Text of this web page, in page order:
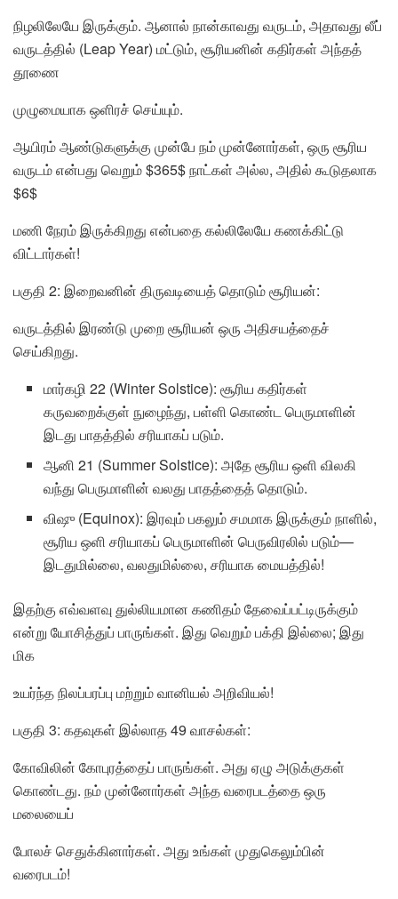
நிழலிலேயே இருக்கும். ஆனால் நான்காவது வருடம், அதாவது லீப்
வருடத்தில் (Leap Year) மட்டும், சூரியனின் கதிர்கள் அந்தத்
தூணை
முழுமையாக ஒளிரச் செய்யும்.
ஆயிரம் ஆண்டுகளுக்கு முன்பே நம் முன்னோர்கள், ஒரு சூரிய
வருடம் என்பது வெறும் $365$ நாட்கள் அல்ல, அதில் கூடுதலாக
$6$
மணி நேரம் இருக்கிறது என்பதை கல்லிலேயே கணக்கிட்டு
விட்டார்கள்!
பகுதி 2: இறைவனின் திருவடியைத் தொடும் சூரியன்:
வருடத்தில் இரண்டு முறை சூரியன் ஒரு அதிசயத்தைச்
செய்கிறது.
மார்கழி 22 (Winter Solstice): சூரிய கதிர்கள்
கருவறைக்குள் நுழைந்து, பள்ளி கொண்ட பெருமாளின்
இடது பாதத்தில் சரியாகப் படும்.
ஆனி 21 (Summer Solstice): அதே சூரிய ஒளி விலகி
வந்து பெருமாளின் வலது பாதத்தைத் தொடும்.
விஷு (Equinox): இரவும் பகலும் சமமாக இருக்கும் நாளில்,
சூரிய ஒளி சரியாகப் பெருமாளின் பெருவிரலில் படும்—
இடதுமில்லை, வலதுமில்லை, சரியாக மையத்தில்!
இதற்கு எவ்வளவு துல்லியமான கணிதம் தேவைப்பட்டிருக்கும்
என்று யோசித்துப் பாருங்கள். இது வெறும் பக்தி இல்லை; இது
மிக
உயர்ந்த நிலப்பரப்பு மற்றும் வானியல் அறிவியல்!
பகுதி 3: கதவுகள் இல்லாத 49 வாசல்கள்:
கோவிலின் கோபுரத்தைப் பாருங்கள். அது ஏழு அடுக்குகள்
கொண்டது. நம் முன்னோர்கள் அந்த வரைபடத்தை ஒரு
மலையைப்
போலச் செதுக்கினார்கள். அது உங்கள் முதுகெலும்பின்
வரைபடம்!